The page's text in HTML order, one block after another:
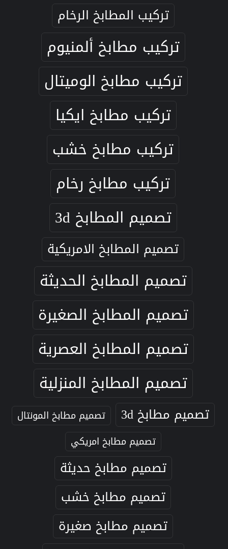
تركيب المطابخ الرخام
تركيب مطابخ ألمنيوم
تركيب مطابخ الوميتال
تركيب مطابخ ايكيا
تركيب مطابخ خشب
تركيب مطابخ رخام
تصميم المطابخ 3d
تصميم المطابخ الامريكية
تصميم المطابخ الحديثة
تصميم المطابخ الصغيرة
تصميم المطابخ العصرية
تصميم المطابخ المنزلية
تصميم مطابخ 3d
تصميم مطابخ المونتال
تصميم مطابخ امريكي
تصميم مطابخ حديثة
تصميم مطابخ خشب
تصميم مطابخ صغيرة